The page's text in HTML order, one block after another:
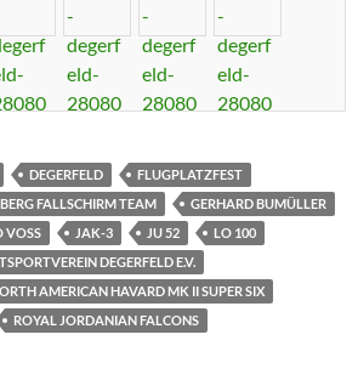
DEGERFELD
FLUGPLATZFEST
FALLSCHIRM TEAM
GERHARD BUMÜLLER
VOSS JAK-3 JU 52
LO 100
DEGERFELD E.V.
AMERICAN HAVARD MK II SUPER SIX
ROYAL JORDANIAN FALCONS